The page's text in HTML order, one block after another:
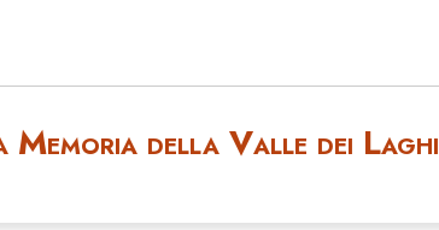
della Valle dei Laghi